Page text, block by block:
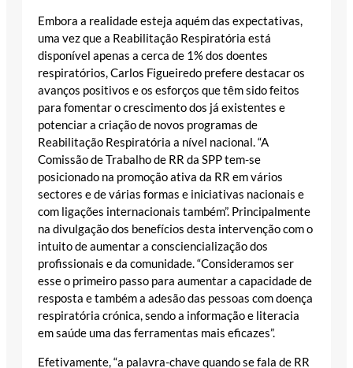
Embora a realidade esteja aquém das expectativas,
uma vez que a Reabilitação Respiratória está
disponível apenas a cerca de 1% dos doentes
respiratórios, Carlos Figueiredo prefere destacar os
avanços positivos e os esforços que têm sido feitos
para fomentar o crescimento dos já existentes e
potenciar a criação de novos programas de
Reabilitação Respiratória a nível nacional. “A
Comissão de Trabalho de RR da SPP tem-se
posicionado na promoção ativa da RR em vários
sectores e de várias formas e iniciativas nacionais e
com ligações internacionais também”. Principalmente
na divulgação dos benefícios desta intervenção com o
intuito de aumentar a consciencialização dos
profissionais e da comunidade. “Consideramos ser
esse o primeiro passo para aumentar a capacidade de
resposta e também a adesão das pessoas com doença
respiratória crónica, sendo a informação e literacia
em saúde uma das ferramentas mais eficazes”.
Efetivamente, “a palavra-chave quando se fala de RR